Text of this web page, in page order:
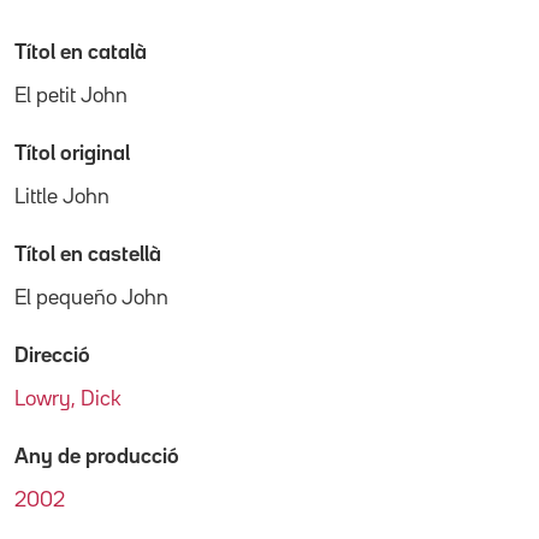
Títol en català
El petit John
Títol original
Little John
Títol en castellà
El pequeño John
Direcció
Lowry, Dick
Any de producció
2002